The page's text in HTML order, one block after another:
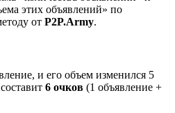
этих объявлений» по
от P2P.Army.
и его объем изменился 5
6 очков (1 объявление +